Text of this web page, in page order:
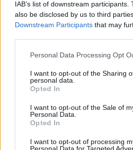
IAB’s list of downstream
also be disclosed by us to third
Downstream Participants that may
Please note that this website/app
not limited to your visit or usage
grant or deny consent to Google and
use your data for below specified
consent section.
Personal Data Processing Opt
I want to opt-out of the Sharing
personal data.
Opted In
I want to opt-out of the Sale of
Personal Data.
Opted In
I want to opt-out of processing
A rendőrök a mutatványt 90 ezer
előéleti büntetőponttal jutalmazták.
LAKOSNÁL
A 24 éves férfi drogtesztje THC,
metamfetaminra is pozitív értéket
A GYŐRI RENDŐRÖK
2020. július. 10. 18:55
valamint egy embert bűncselekmény